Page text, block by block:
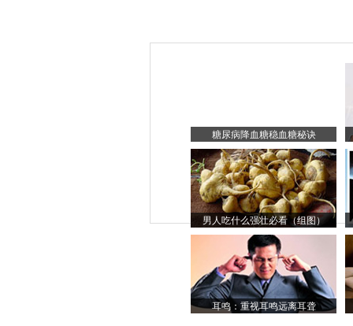
糖尿病降血糖稳血糖秘诀
男人吃什么强壮必看（组图）
耳鸣：重视耳鸣远离耳聋